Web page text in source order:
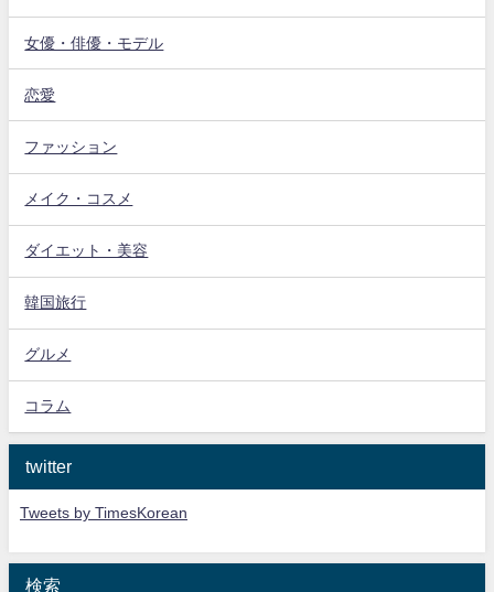
女優・俳優・モデル
恋愛
ファッション
メイク・コスメ
ダイエット・美容
韓国旅行
グルメ
コラム
twitter
Tweets by TimesKorean
検索